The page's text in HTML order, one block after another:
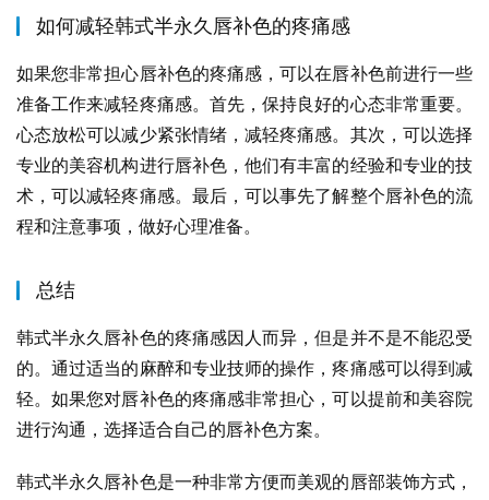
如何减轻韩式半永久唇补色的疼痛感
如果您非常担心唇补色的疼痛感，可以在唇补色前进行一些
准备工作来减轻疼痛感。首先，保持良好的心态非常重要。
心态放松可以减少紧张情绪，减轻疼痛感。其次，可以选择
专业的美容机构进行唇补色，他们有丰富的经验和专业的技
术，可以减轻疼痛感。最后，可以事先了解整个唇补色的流
程和注意事项，做好心理准备。
总结
韩式半永久唇补色的疼痛感因人而异，但是并不是不能忍受
的。通过适当的麻醉和专业技师的操作，疼痛感可以得到减
轻。如果您对唇补色的疼痛感非常担心，可以提前和美容院
进行沟通，选择适合自己的唇补色方案。
韩式半永久唇补色是一种非常方便而美观的唇部装饰方式，